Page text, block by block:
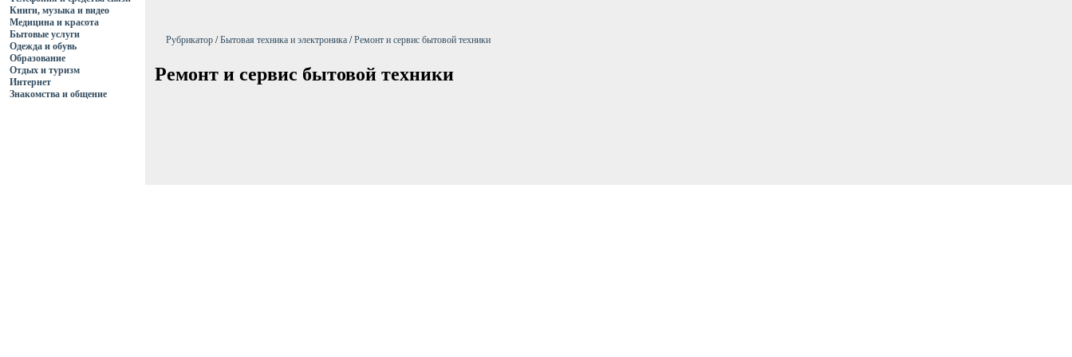
Книги, музыка и видео
Медицина и красота
Бытовые услуги
Одежда и обувь
Образование
Отдых и туризм
Интернет
Знакомства и общение
Рубрикатор /Бытовая техника и электроника /Ремонт и сервис бытовой техники
Ремонт и сервис бытовой техники